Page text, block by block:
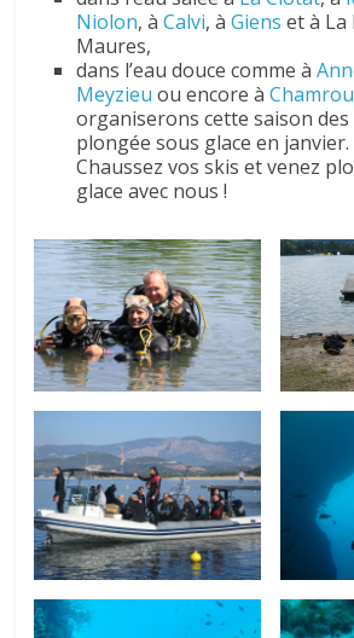
Niolon, àCalvi, àGiens et à La
Maures,
dans l’eau douce comme à
Meyzieu ou encore à
organiserons cette saison des
plongée sous glace en janvier.
Chaussez vos skis et venez
glace avec nous !